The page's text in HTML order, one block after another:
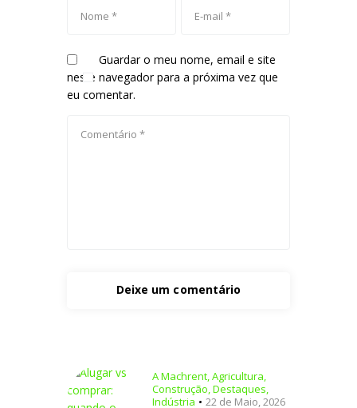
Guardar o meu nome, email e site
neste navegador para a próxima vez que
eu comentar.
A Machrent,Agricultura,
Construção,Destaques,
Indústria
22 de Maio, 2026